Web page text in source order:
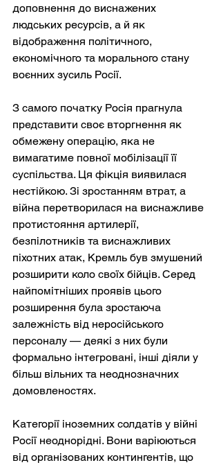
доповнення до виснажених
людських ресурсів, а й як
відображення політичного,
економічного та морального стану
воєнних зусиль Росії.
З самого початку Росія прагнула
представити своє вторгнення як
обмежену операцію, яка не
вимагатиме повної мобілізації її
суспільства. Ця фікція виявилася
нестійкою. Зі зростанням втрат, а
війна перетворилася на виснажливе
протистояння артилерії,
безпілотників та виснажливих
піхотних атак, Кремль був змушений
розширити коло своїх бійців. Серед
найпомітніших проявів цього
розширення була зростаюча
залежність від неросійського
персоналу — деякі з них були
формально інтегровані, інші діяли у
більш вільних та неоднозначних
домовленостях.
Категорії іноземних солдатів у війні
Росії неоднорідні. Вони варіюються
від організованих контингентів, що